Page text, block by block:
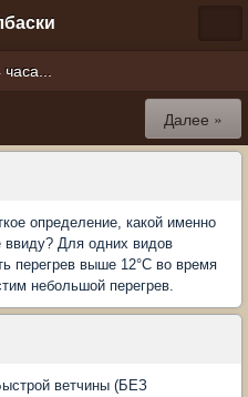
Далее »
определение, какой именно
Для одних видов
перегрев выше 12°С во время
небольшой перегрев.
ветчины (БЕЗ